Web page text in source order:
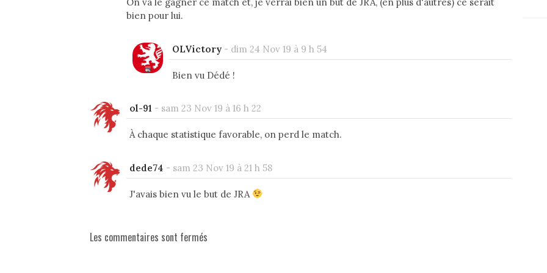
On va le gagner ce match et, je verrai bien un but de JRA, (en plus d'autres) ce serait
bien pour lui.
OLVictory - dim 24 Nov 19 à 9 h 54
Bien vu Dédé !
ol-91 - sam 23 Nov 19 à 16 h 22
À chaque statistique favorable, on perd le match.
dede74 - sam 23 Nov 19 à 21 h 58
J'avais bien vu le but de JRA
Les commentaires sont fermés